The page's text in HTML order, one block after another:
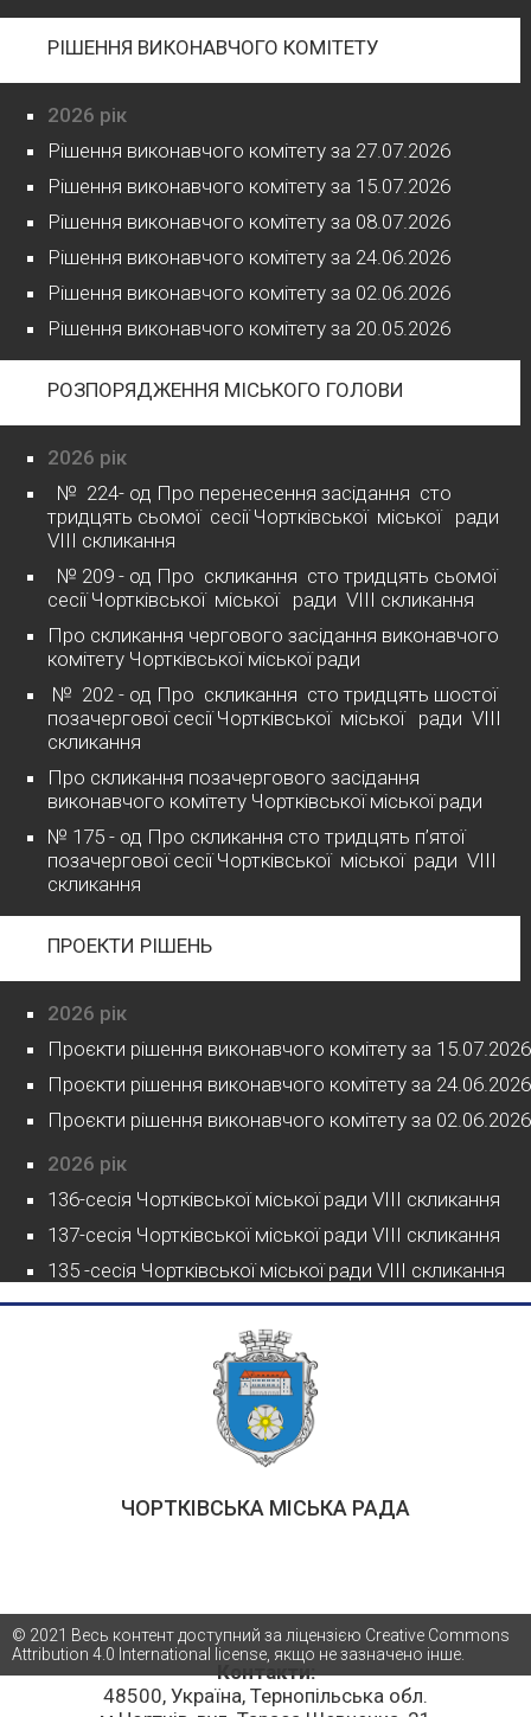
РІШЕННЯ ВИКОНАВЧОГО КОМІТЕТУ
2026 рік
Рішення виконавчого комітету за 27.07.2026
Рішення виконавчого комітету за 15.07.2026
Рішення виконавчого комітету за 08.07.2026
Рішення виконавчого комітету за 24.06.2026
Рішення виконавчого комітету за 02.06.2026
Рішення виконавчого комітету за 20.05.2026
РОЗПОРЯДЖЕННЯ МІСЬКОГО ГОЛОВИ
2026 рік
№ 224- од Про перенесення засідання сто
тридцять сьомої сесії Чортківської міської ради
VІІІ скликання
№ 209 - од Про скликання сто тридцять сьомої
сесії Чортківської міської ради VІІІ скликання
Про скликання чергового засідання виконавчого
комітету Чортківської міської ради
№ 202 - од Про скликання сто тридцять шостої
позачергової сесії Чортківської міської ради VІІІ
скликання
Про скликання позачергового засідання
виконавчого комітету Чортківської міської ради
№ 175 - од Про скликання сто тридцять п’ятої
позачергової сесії Чортківської міської ради VІІІ
скликання
ПРОЕКТИ РІШЕНЬ
2026 рік
Проєкти рішення виконавчого комітету за 15.07.2026
Проєкти рішення виконавчого комітету за 24.06.2026
Проєкти рішення виконавчого комітету за 02.06.2026
2026 рік
136-сесія Чортківської міської ради VIII скликання
137-сесія Чортківської міської ради VIII скликання
135 -сесія Чортківської міської ради VIII скликання
ЧОРТКІВСЬКА МІСЬКА РАДА
Контакти:
48500, Україна, Тернопільська обл.
© 2021 Весь контент доступний за ліцензією Creative Commons
Attribution 4.0 International license, якщо не зазначено інше.